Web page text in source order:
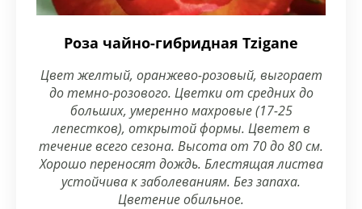
Роза чайно-гибридная Tzigane
Цвет желтый, оранжево-розовый, выгорает
до темно-розового. Цветки от средних до
больших, умеренно махровые (17-25
лепестков), открытой формы. Цветет в
течение всего сезона. Высота от 70 до 80 см.
Хорошо переносят дождь. Блестящая листва
устойчива к заболеваниям. Без запаха.
Цветение обильное.